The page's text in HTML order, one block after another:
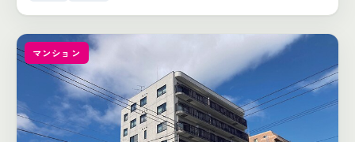
マンション